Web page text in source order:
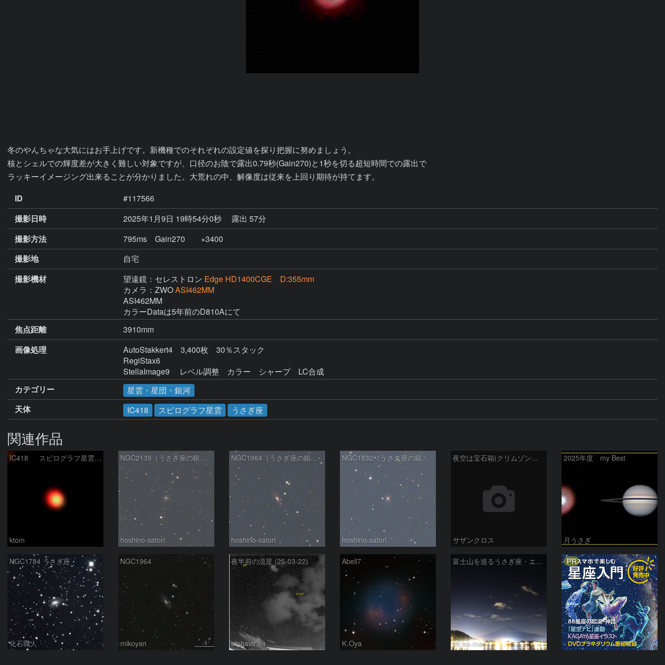
冬のやんちゃな大気にはお手上げです。新機種でのそれぞれの設定値を探り把握に努めましょう。
核とシェルでの輝度差が大きく難しい対象ですが、口径のお陰で露出0.79秒(Gain270)と1秒を切る超短時間での露出で
ID
#117566
撮影日時
2025年1月9日 19時54分0秒
露出 57分
撮影方法
795ms Gain270 ×3400
撮影地
自宅
撮影機材
望遠鏡：セレストロン Edge HD1400CGE D:355mm
カメラ：ZWOASI462MM
ASI462MM
カラーDataは5年前のD810Aにて
焦点距離
3910mm
画像処理
AutoStakkert4　3,400枚　30％スタック
RegiStax6
StellaImage9 　レベル調整　カラー　シャープ　LC合成
カテゴリー
星雲・星団・銀河
天体
IC418 スピログラフ星雲 うさぎ座
関連作品
IC418 スピログラフ星雲 2026-3-14
ktom
NGC2139（うさぎ座の銀河）
hoshino-satori
NGC1964（うさぎ座の銀河）
hoshino-satori
NGC1832（うさぎ座の銀河）
hoshino-satori
夜空は宝石箱(クリムゾンスター) Seestar50
サザンクロス
2025年度 my Best
月うさぎ
NGC1784 うさぎ座
化石職人
NGC1964
mikoyan
夜半前の流星 (25-03-22)
alphavir
Abell7
K.Oya
富士山を巡るうさぎ座・エリダヌス座
Mr.ka-ma-
PR